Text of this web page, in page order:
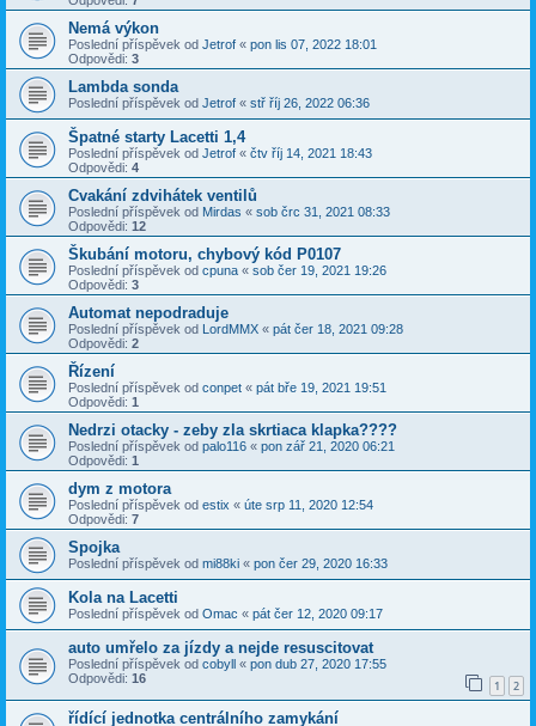
Nemá výkon
Poslední příspěvek od Jetrof « pon lis 07, 2022 18:01
Odpovědi: 3
Lambda sonda
Poslední příspěvek od Jetrof « stř říj 26, 2022 06:36
Špatné starty Lacetti 1,4
Poslední příspěvek od Jetrof « čtv říj 14, 2021 18:43
Odpovědi: 4
Cvakání zdvihátek ventilů
Poslední příspěvek od Mirdas « sob črc 31, 2021 08:33
Odpovědi: 12
Škubání motoru, chybový kód P0107
Poslední příspěvek od cpuna « sob čer 19, 2021 19:26
Odpovědi: 3
Automat nepodraduje
Poslední příspěvek od LordMMX « pát čer 18, 2021 09:28
Odpovědi: 2
Řízení
Poslední příspěvek od conpet « pát bře 19, 2021 19:51
Odpovědi: 1
Nedrzi otacky - zeby zla skrtiaca klapka????
Poslední příspěvek od palo116 « pon zář 21, 2020 06:21
Odpovědi: 1
dym z motora
Poslední příspěvek od estix « úte srp 11, 2020 12:54
Odpovědi: 7
Spojka
Poslední příspěvek od mi88ki « pon čer 29, 2020 16:33
Kola na Lacetti
Poslední příspěvek od Omac « pát čer 12, 2020 09:17
auto umřelo za jízdy a nejde resuscitovat
Poslední příspěvek od cobyll « pon dub 27, 2020 17:55
Odpovědi: 16 1 2
řídící jednotka centrálního zamykání